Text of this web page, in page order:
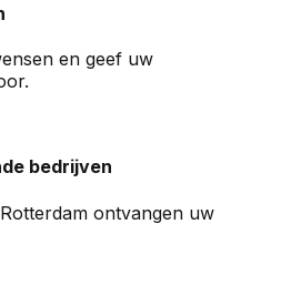
en geef uw
bedrijven
ontvangen uw